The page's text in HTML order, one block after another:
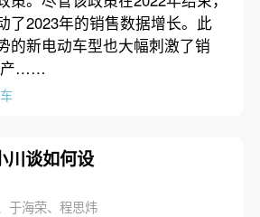
了2023年的销售数据增长。此
的新电动车型也大幅刺激了销
产……
川谈如何设
于海荣、程思炜